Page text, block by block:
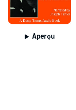
Aperçu